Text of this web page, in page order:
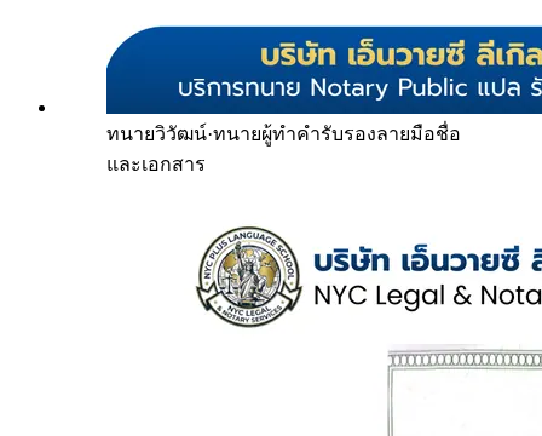
ทนายวิวัฒน์·ทนายผู้ทำคำรับรองลายมือชื่อ
และเอกสาร